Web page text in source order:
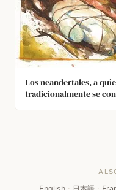
Los neandertales, a
tradicionalmente se
sociales, prosperaban
hostiles y vivían vidas